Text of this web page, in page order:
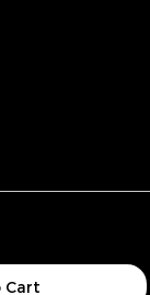
Cart